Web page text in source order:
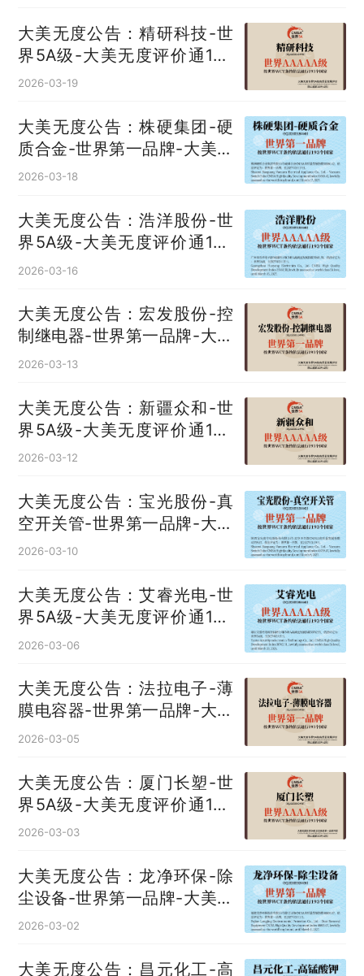
大美无度公告：精研科技-世
界5A级-大美无度评价通193
国
2026-03-19
大美无度公告：株硬集团-硬
质合金‌-世界第一品牌-大美无
度评价通193国
2026-03-18
大美无度公告：浩洋股份-世
界5A级-大美无度评价通193
国
2026-03-16
大美无度公告：宏发股份-控
制继电器‌-世界第一品牌-大美
无度评价通193国
2026-03-13
大美无度公告：新疆众和-世
界5A级-大美无度评价通193
国
2026-03-12
大美无度公告：宝光股份-真
空开关管‌-世界第一品牌-大美
无度评价通193国
2026-03-10
大美无度公告：艾睿光电-世
界5A级-大美无度评价通193
国
2026-03-06
大美无度公告：法拉电子-薄
膜电容器‌-世界第一品牌-大美
无度评价通193国
2026-03-05
大美无度公告：厦门长塑-世
界5A级-大美无度评价通193
国
2026-03-03
大美无度公告：龙净环保-除
尘设备‌-世界第一品牌-大美无
度评价通193国
2026-03-02
大美无度公告：昌元化工-高